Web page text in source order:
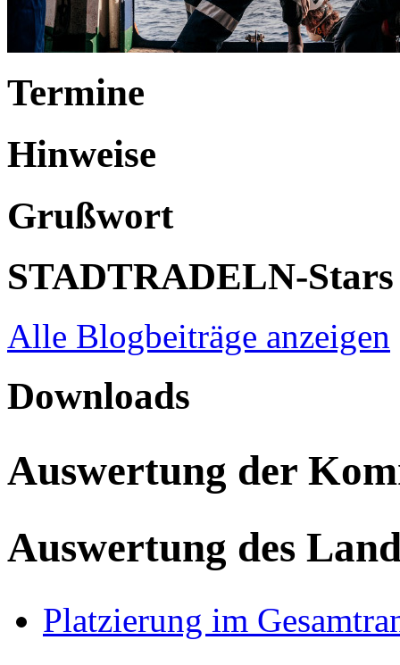
Termine
Hinweise
Grußwort
STADTRADELN-Stars
Alle Blogbeiträge anzeigen
Downloads
Auswertung der
Auswertung des
Platzierung im